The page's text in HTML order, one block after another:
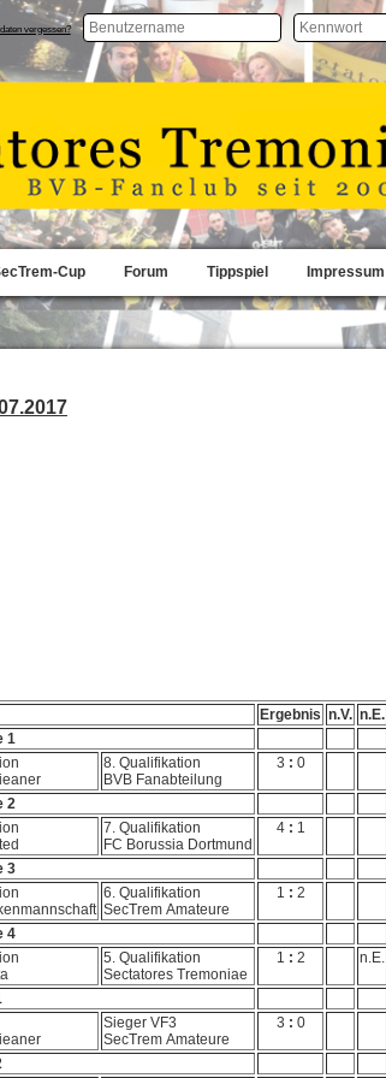
vergessen?
Cup Forum Tippspiel Impressum
Ergebnis n.V. n.E.
1
8. Qualifikation
BVB Fanabteilung
3 : 0
2
7. Qualifikation
FC Borussia Dortmund
4: 1
3
6. Qualifikation
SecTrem Amateure
1 : 2
4
5. Qualifikation
Sectatores Tremoniae
1 : 2 n.E.
Sieger VF3
SecTrem Amateure
3 : 0